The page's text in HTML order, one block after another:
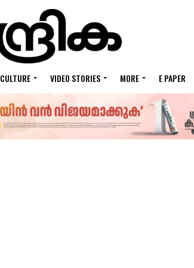
CULTURE VIDEO STORIES MORE E PAPER